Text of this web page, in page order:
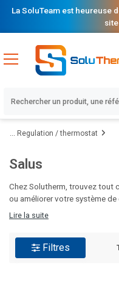
La SoluTeam est heureuse
Regulation / thermostat
Salus
Chez Solutherm, trouvez tout
ou améliorer votre système
complète de produits pour
et bien plus encore. Que
solutions de qualité allient
Lire la suite
Filtres